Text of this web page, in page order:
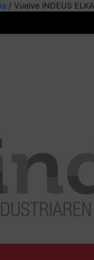
/ Vuelve INDEUS